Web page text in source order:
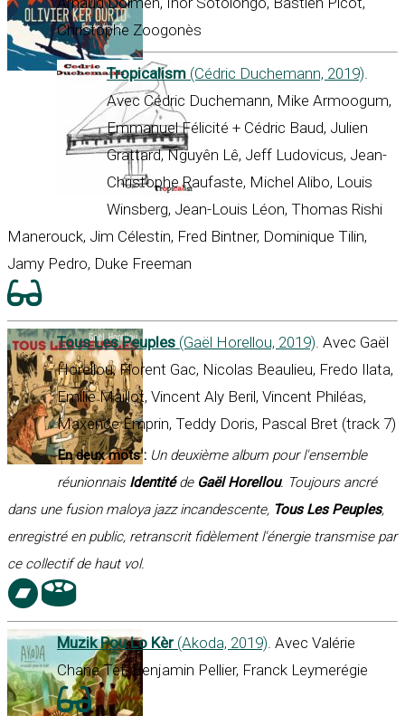
Christophe Zoogonès
Tropicalism (Cédric Duchemann, 2019).
Avec Cédric Duchemann, Mike Armoogum,
Emmanuel Félicité + Cédric Baud, Julien
Grattard, Nguyên Lê, Jeff Ludovicus, Jean-
Christophe Raufaste, Michel Alibo, Louis
Winsberg, Jean-Louis Léon, Thomas Rishi
Manerouck, Jim Célestin, Fred Bintner, Dominique Tilin,
Jamy Pedro, Duke Freeman
Tous Les Peuples (Gaël Horellou, 2019). Avec Gaël
Horellou, Florent Gac, Nicolas Beaulieu, Fredo Ilata,
Emilie Maillot, Vincent Aly Beril, Vincent Philéas,
Maxence Emprin, Teddy Doris, Pascal Bret (track 7)
En deux mots : Un deuxième album pour l'ensemble
réunionnais Identitéde Gaël Horellou. Toujours ancré
dans une fusion maloya jazz incandescente, Tous Les Peuples,
enregistré en public, retranscrit fidèlement l'énergie transmise par
ce collectif de haut vol.
Muzik Pou Lo Kèr (Akoda, 2019). Avec Valérie
Chane Tef, Benjamin Pellier, Franck Leymerégie